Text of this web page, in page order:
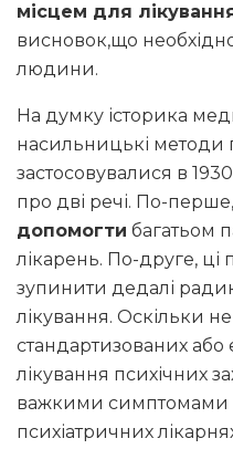
місцем для
висновок,що
людини.
На думку історика
насильницькі методи
застосовувалися в
про дві речі. По-
допомогти багатьом
лікарень. По-друге,
зупинити дедалі
лікування. Оскільки не
стандартизованих
лікування психічних
важкими симптомами
психіатричних